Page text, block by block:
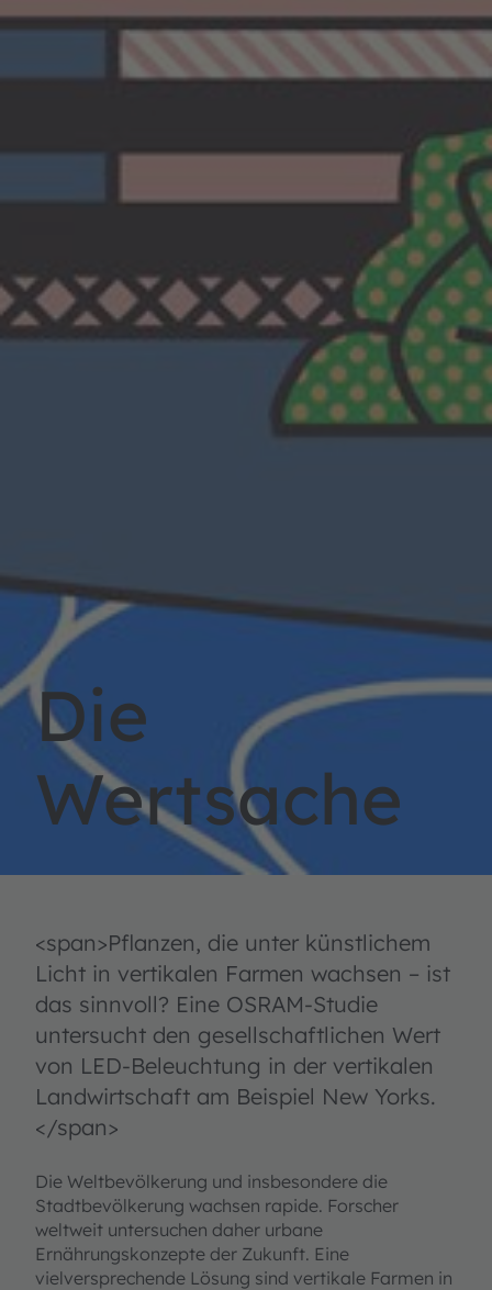
Die
Wertsache
<span>Pflanzen, die unter künstlichem
Licht in vertikalen Farmen wachsen – ist
das sinnvoll? Eine OSRAM-Studie
untersucht den gesellschaftlichen Wert
von LED-Beleuchtung in der vertikalen
Landwirtschaft am Beispiel New Yorks.
</span>
Die Weltbevölkerung und insbesondere die
Stadtbevölkerung wachsen rapide. Forscher
weltweit untersuchen daher urbane
Ernährungskonzepte der Zukunft. Eine
vielversprechende Lösung sind vertikale Farmen in